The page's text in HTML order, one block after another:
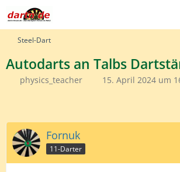
Steel-Dart
Autodarts an Talbs
physics_teacher 15. April 2024 um
Fornuk
11-Darter